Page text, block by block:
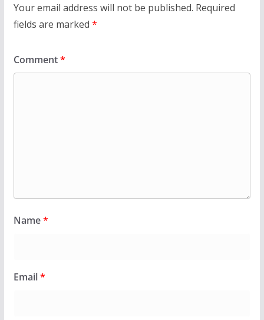
Your email address will not be published. Required
fields are marked *
Comment*
Name*
Email*